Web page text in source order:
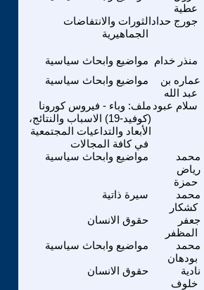
عطية
الثورات والانتفاضات
الجماهيرية
جورج حداد
مواضيع وابحاث سياسية منذر خدام
مواضيع وابحاث سياسية
عماره بن
عبد الله
ملف: وباء - فيروس كورونا
(كوفيد-19) الاسباب والنتائج،
الأبعاد والتداعيات المجتمعية
في كافة المجالات
سلام عبود
مواضيع وابحاث سياسية
محمد
رياض
حمزة
سيرة ذاتية
محمد
كشكار
حقوق الانسان
جعفر
المظفر
مواضيع وابحاث سياسية
محمد
بودهان
حقوق الانسان
نادية
خلوف